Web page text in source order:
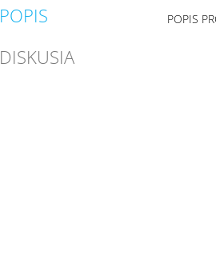
POPIS
DISKUSIA
POPIS